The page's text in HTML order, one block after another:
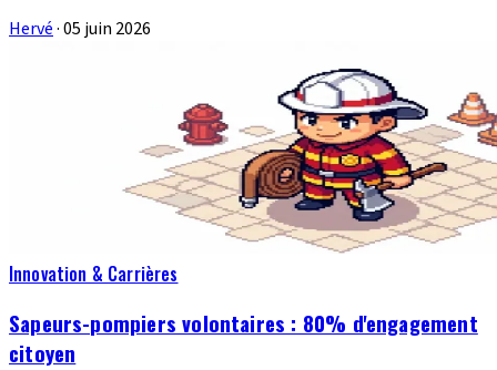
Hervé·05 juin 2026
Innovation & Carrières
Sapeurs-pompiers volontaires : 80% d'engagement
citoyen